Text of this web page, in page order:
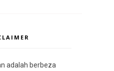
adalah berbeza